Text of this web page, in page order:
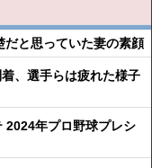
だと思っていた妻の素顔
、選手らは疲れた様子
年プロ野球プレシ